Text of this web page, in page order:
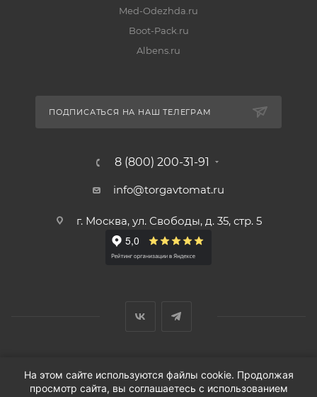
Med-Odezhda.ru
Boot-Pack.ru
Albens.ru
ПОДПИСАТЬСЯ НА НАШ ТЕЛЕГРАМ
8 (800) 200-31-91
info@torgavtomat.ru
г. Москва, ул. Свободы, д. 35, стр. 5
© ООО «Вендорс», 1999-2026 г.
На этом сайте используются файлы cookie. Продолжая
просмотр сайта, вы соглашаетесь с использованием